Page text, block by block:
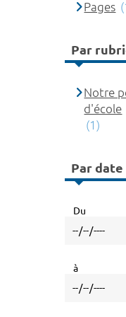
Pages
Par
Notre
d'école
(1)
Par
Du
à